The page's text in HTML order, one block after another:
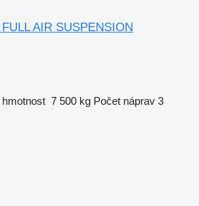
AIR SUSPENSION
hmotnost 7 500 kg Počet náprav 3